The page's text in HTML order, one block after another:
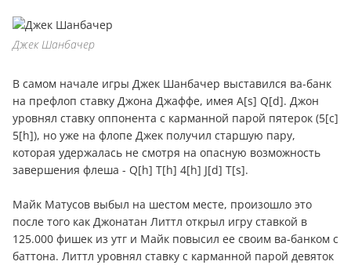
Джек Шанбачер
В самом начале игры Джек Шанбачер выставился ва-банк
на префлоп ставку Джона Джаффе, имея А[s] Q[d]. Джон
уровнял ставку оппонента с карманной парой пятерок (5[c]
5[h]), но уже на флопе Джек получил старшую пару,
которая удержалась не смотря на опасную возможность
завершения флеша - Q[h] T[h] 4[h] J[d] T[s].
Майк Матусов выбыл на шестом месте, произошло это
после того как Джонатан Литтл открыл игру ставкой в
125.000 фишек из утг и Майк повысил ее своим ва-банком с
баттона. Литтл уровнял ставку с карманной парой девяток